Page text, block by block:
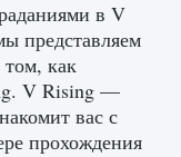
в V
представляем
как
V Rising —
вас с
прохождения